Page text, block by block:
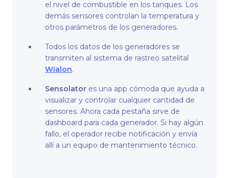
el nivel de combustible en los tanques. Los
demás sensores controlan la temperatura y
otros parámetros de los generadores.
Todos los datos de los generadores se
transmiten al sistema de rastreo satelital
Wialon.
Sensolator es una app cómoda que ayuda a
visualizar y controlar cualquier cantidad de
sensores. Ahora cada pestaña sirve de
dashboard para cada generador. Si hay algún
fallo, el operador recibe notificación y envía
allí a un equipo de mantenimiento técnico.